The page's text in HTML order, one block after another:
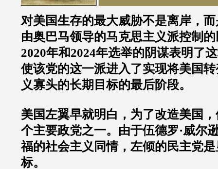
对美国生存的最大威胁不是离岸，
由奥巴马领导的马克思主义派控制
2020年和2024年选举的阴谋表明了
使该党的这一派进入了实现将美国
义寡头的长期目标的最后阶段。
美国左翼早就明白，为了改造美国
个主要政党之一。由于伍德罗·威尔
福的社会主义同情，左倾的民主党
标。